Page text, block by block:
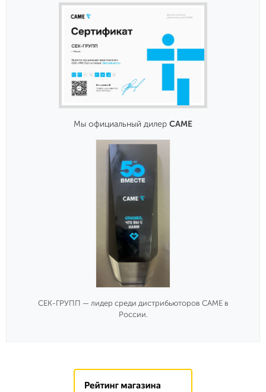
Мы официальный дилер CAME
СЕК-ГРУПП — лидер среди дистрибьюторов CAME в
России.